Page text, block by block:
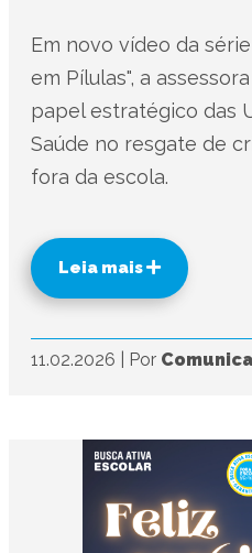
Em novo vídeo da
em Pílulas", a
papel estratégico das
Saúde no resgate de
fora da escola.
Leia mais
11.02.2026 Por